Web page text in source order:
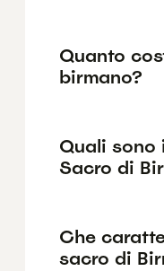
Quanto
birmano?
Quali
Sacro di
Che
sacro di